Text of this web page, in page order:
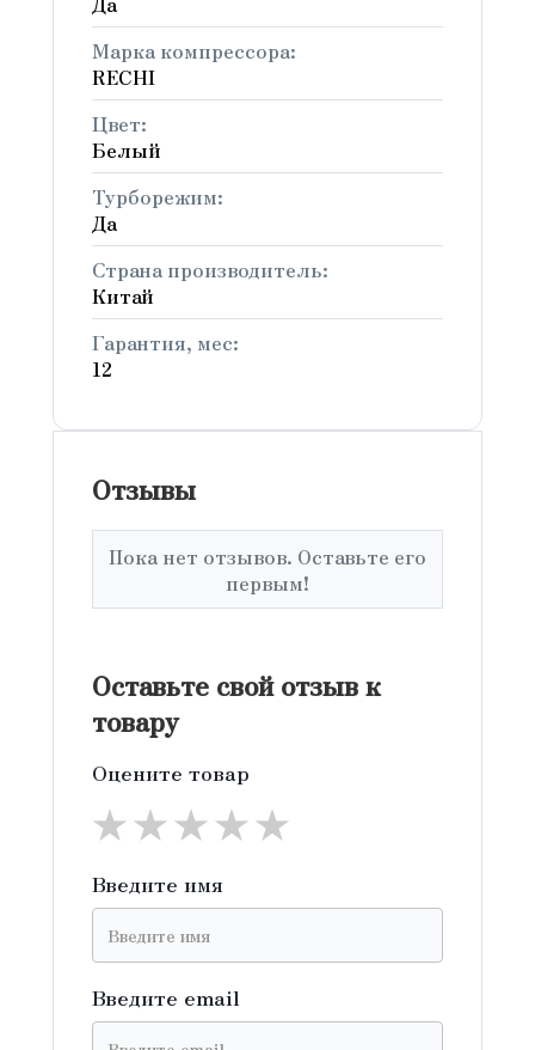
Марка компрессора:
RECHI
Цвет:
Белый
Турборежим:
Да
Страна производитель:
Китай
Гарантия, мес:
12
Отзывы
Пока нет отзывов. Оставьте его
первым!
Оставьте свой отзыв к
товару
Оцените товар
★
★
★
★
★
Введите имя
Введите email